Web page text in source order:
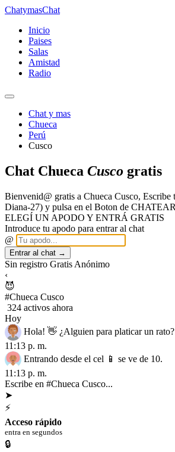
ChatymasChat
Inicio
Paises
Salas
Amistad
Radio
Chat y mas
Chueca
Perú
Cusco
Chat Chueca Cusco gratis
Bienvenid@ gratis a Chueca Cusco, Escribe
Diana-27) y pulsa en el Boton de
ELEGÍ UN APODO Y ENTRÁ GRATIS
Introduce tu apodo para entrar al chat
@
Entrar al chat →
Sin registro Gratis Anónimo
‹
😈
#Chueca Cusco
324 activos ahora
Hoy
Hola! 👋 ¿Alguien para platicar un rato?
11:13 p. m.
Entrando desde el cel 📱 se ve de 10.
11:13 p. m.
Escribe en #Chueca Cusco...
➤
⚡
Acceso rápido
entra en segundos
🔒